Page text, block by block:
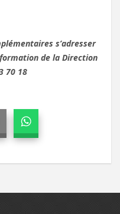
s’adresser
de la Direction
70 18